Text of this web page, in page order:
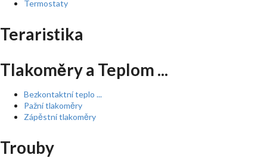
Termostaty
Teraristika
Tlakoměry a Teplom ...
Bezkontaktní teplo ...
Pažní tlakoměry
Zápěstní tlakoměry
Trouby